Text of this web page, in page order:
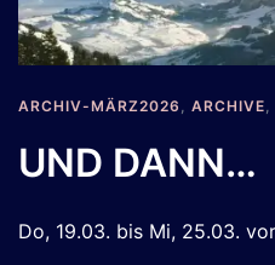
ARCHIV-MÄRZ2026 , ARCHIVE,
UND DANN…
Do, 19.03. bis Mi, 25.03.